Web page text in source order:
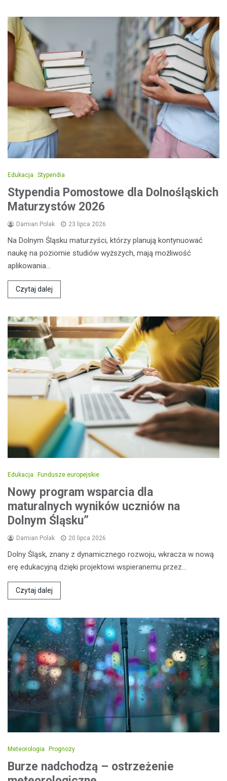
Edukacja Stypendia
Stypendia Pomostowe dla Dolnośląskich
Maturzystów 2026
Damian Polak 23 lipca 2026
Na Dolnym Śląsku maturzyści, którzy planują kontynuować
naukę na poziomie studiów wyższych, mają możliwość
aplikowania…
Czytaj dalej
Edukacja Fundusze europejskie
Nowy program wsparcia dla
maturalnych wyników uczniów na
Dolnym Śląsku”
Damian Polak 20 lipca 2026
Dolny Śląsk, znany z dynamicznego rozwoju, wkracza w nową
erę edukacyjną dzięki projektowi wspieranemu przez…
Czytaj dalej
Meteorologia Prognozy
Burze nadchodzą – ostrzeżenie